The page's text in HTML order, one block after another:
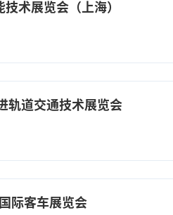
术展览会（上海）
轨道交通技术展览会
际客车展览会